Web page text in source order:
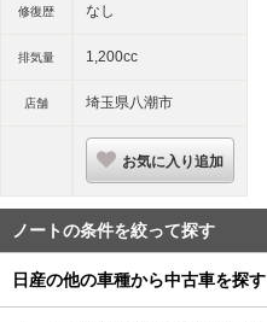
修復歴
排気量
店舗
なし
1,200cc
埼玉県八潮市
お気に入り追加
ノートの条件を絞って探す
日産の他の車種から中古車を探す